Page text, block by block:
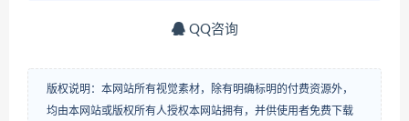
QQ咨询
版权说明：本网站所有视觉素材，除有明确标明的付费资源外，
均由本网站或版权所有人授权本网站拥有，并供使用者免费下载